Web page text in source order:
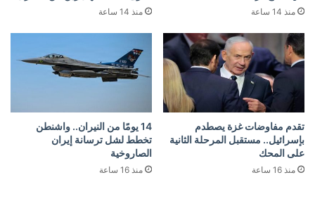
منذ 14 ساعة منذ 14 ساعة
تقدم مفاوضات غزة يصطدم
بإسرائيل.. مستقبل المرحلة الثانية
على المحك
منذ 16 ساعة
14 يومًا من النيران.. واشنطن
تخطط لشل ترسانة إيران
الصاروخية
منذ 16 ساعة